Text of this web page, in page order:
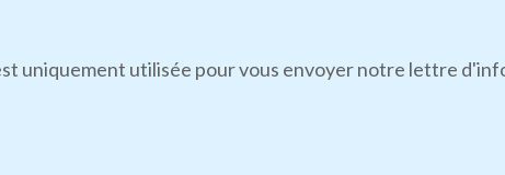
uniquement utilisée pour vous envoyer notre lettre